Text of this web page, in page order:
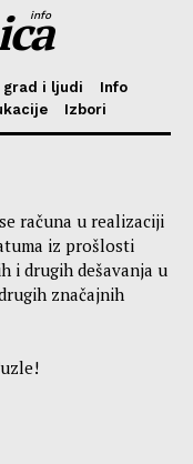
info
grad i ljudi
Info
Izbori
računa u realizaciji
iz prošlosti
i drugih dešavanja u
značajnih